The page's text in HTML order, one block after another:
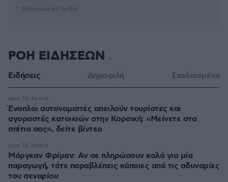
* Υποχρεωτικά πεδία
ΡΟΗ ΕΙΔΗΣΕΩΝ
Ειδήσεις Δημοφιλή Σχολιασμένα
Ένοπλοι αυτονομιστές απειλούν τουρίστες και
αγοραστές κατοικιών στην Κορσική: «Μείνετε στα
σπίτια σας», δείτε βίντεο
πριν 10 λεπτά
Μόργκαν Φρίμαν: Αν σε πληρώσουν καλά για μία
παραγωγή, τότε παραβλέπεις κάποιες από τις αδυναμίες
του σεναρίου
πριν 16 λεπτά